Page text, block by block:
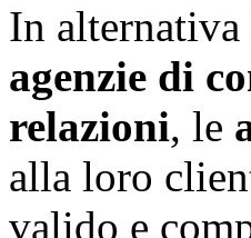
In
agenzie di
relazioni, le
alla loro
valido e